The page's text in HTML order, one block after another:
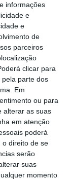
informações
e
e
de
parceiros
clicar para
parte dos
Em
ou para
alterar as suas
em atenção
poderá
o direito de se
serão
suas
momento
na Feira